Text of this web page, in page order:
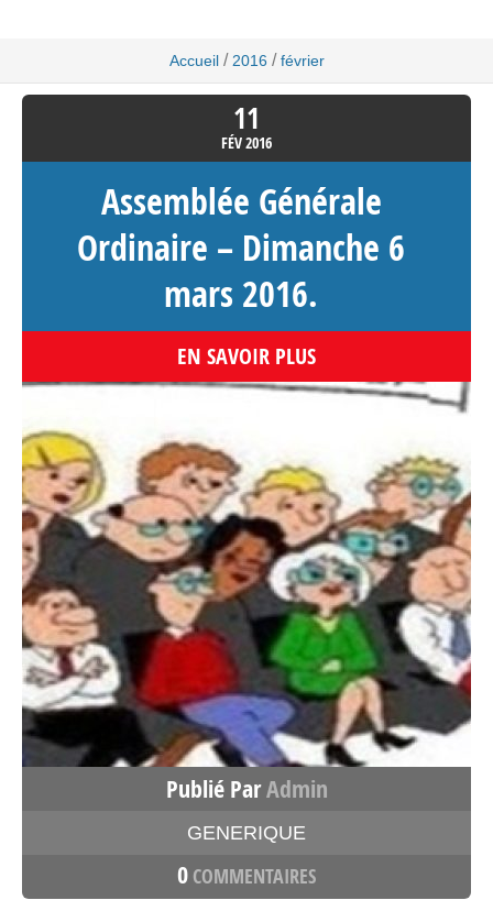
Accueil / 2016 / février
11
FÉV2016
Assemblée Générale
Ordinaire – Dimanche 6
mars 2016.
EN SAVOIR PLUS
Publié ParAdmin
GENERIQUE
0 COMMENTAIRES